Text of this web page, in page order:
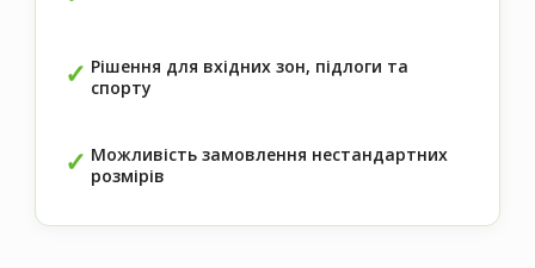
Рішення для вхідних зон, підлоги та
спорту
Можливість замовлення нестандартних
розмірів